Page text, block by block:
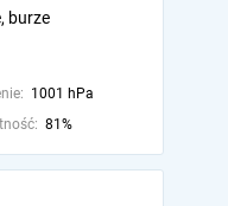
burze
1001 hPa
81%